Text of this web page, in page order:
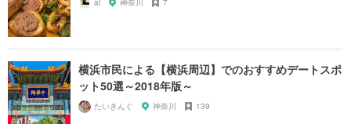
横浜市民による【横浜周辺】でのおすすめデートスポ
ット50選～2018年版～
たいきんぐ 神奈川 139